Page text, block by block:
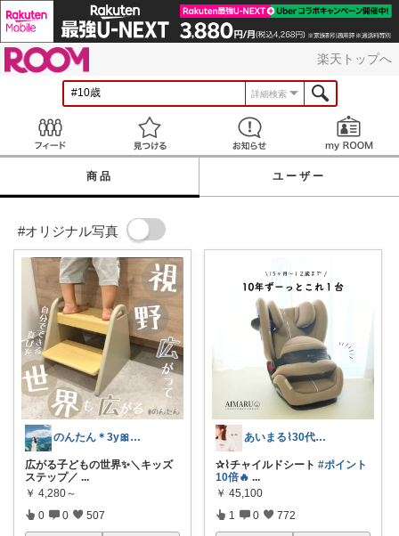
楽天トップへ
詳細検索
見つける お知らせ
商品 ユーザー
#オリジナル写真
のんたん＊3y🎀1y👶🏻🍼
広がる子どもの世界✨＼キッズ
ステップ／ ...
￥ 4,280～
0 0 507
あいまる⌇30代ワーママの暮らしと育児
✰⌇チャイルドシート #ポイント
10倍🔥 ...
￥ 45,100
1 0 772